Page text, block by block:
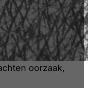
oorzaak,